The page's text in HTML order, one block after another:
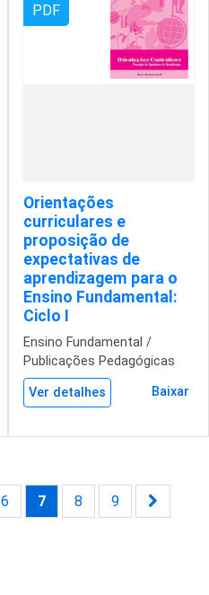
PDF
Orientações
curriculares e
proposição de
expectativas de
aprendizagem para o
Ensino Fundamental:
Ciclo I
Ensino Fundamental /
Publicações Pedagógicas
Ver detalhes Baixar
6 7 8 9